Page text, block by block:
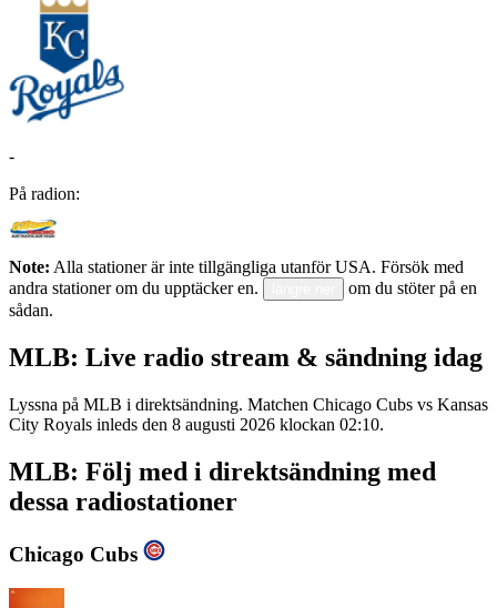
-
På radion:
Note: Alla stationer är inte tillgängliga utanför USA. Försök med
andra stationer om du upptäcker en.
om du stöter på en
sådan.
MLB: Live radio stream & sändning idag
Lyssna på MLB i direktsändning. Matchen Chicago Cubs vs Kansas
City Royals inleds den 8 augusti 2026 klockan 02:10.
MLB: Följ med i direktsändning med
dessa radiostationer
Chicago Cubs